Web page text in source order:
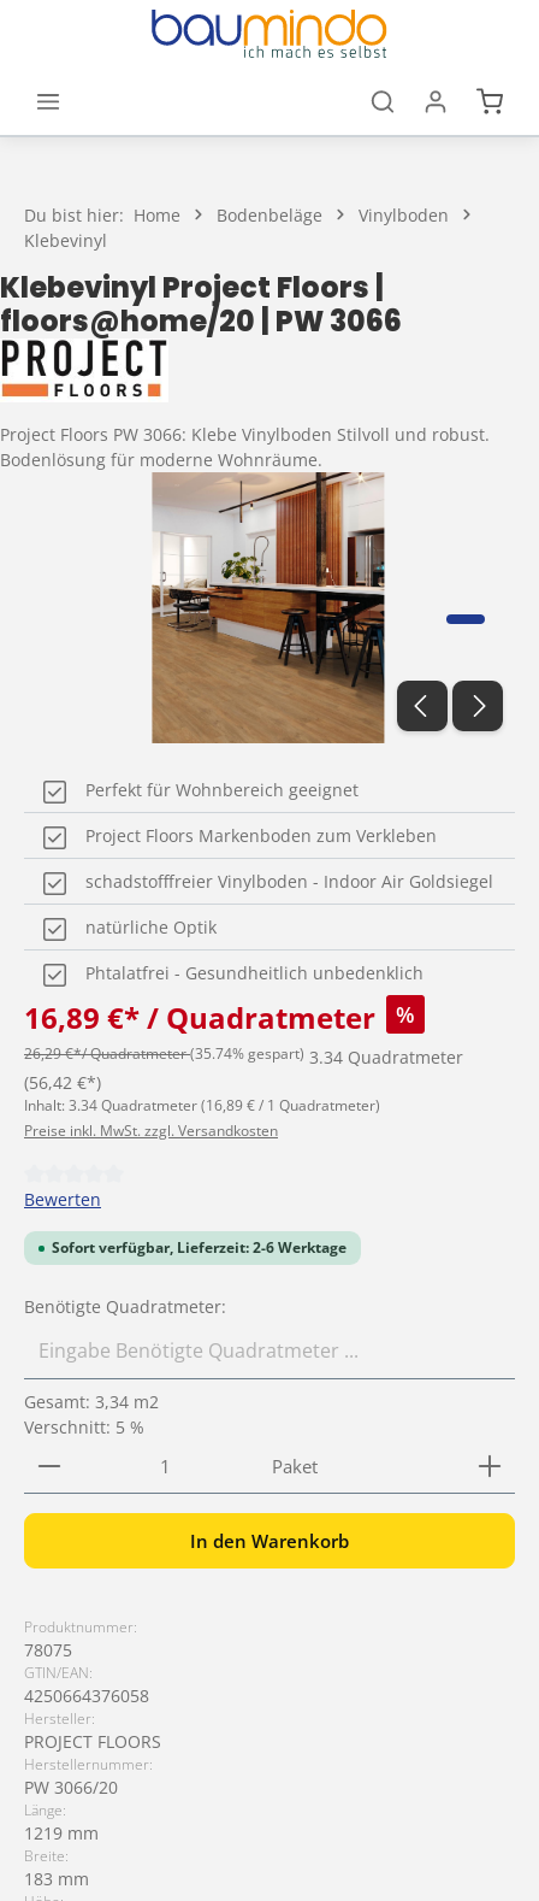
Zum Hauptinhalt springen
Du bist hier: Home Bodenbeläge
Vinylboden
Klebevinyl
Klebevinyl Project Floors |
floors@home/20 | PW 3066
Project Floors PW 3066: Klebe Vinylboden Stilvoll und robust.
Bodenlösung für moderne Wohnräume.
Bildergalerie überspringen
Perfekt für Wohnbereich geeignet
Project Floors Markenboden zum Verkleben
schadstofffreier Vinylboden - Indoor Air Goldsiegel
natürliche Optik
Phtalatfrei - Gesundheitlich unbedenklich
16,89 €* / Quadratmeter %
26,29 €*/ Quadratmeter(35.74% gespart) 3.34 Quadratmeter
(56,42 €*)
Inhalt: 3.34 Quadratmeter(16,89 € / 1 Quadratmeter)
Preise inkl. MwSt. zzgl. Versandkosten
Durchschnittliche Bewertung von 0 von 5 Sternen
Bewerten
Sofort verfügbar, Lieferzeit: 2-6 Werktage
Benötigte Quadratmeter:
Gesamt: 3,34 m2
Verschnitt: 5 %
Produkt Anzahl: Gib den gewünschten Wert ein
Paket
In den Warenkorb
Produktnummer:
78075
GTIN/EAN:
4250664376058
Hersteller:
PROJECT FLOORS
Herstellernummer:
PW 3066/20
Länge:
1219 mm
Breite:
183 mm